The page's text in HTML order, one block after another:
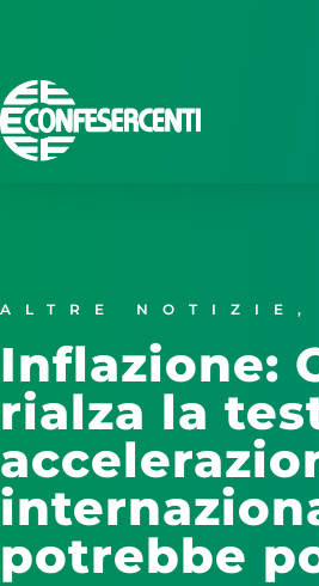
ALTRE NOTIZIE
Inflazione:
rialza la
potrebbe